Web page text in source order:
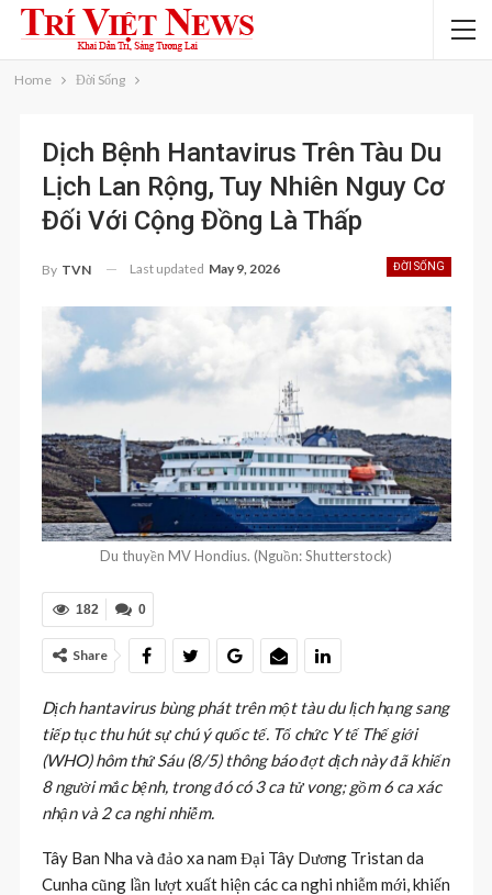
Home Đời Sống
Dịch Bệnh Hantavirus Trên Tàu Du
Lịch Lan Rộng, Tuy Nhiên Nguy Cơ
Đối Với Cộng Đồng Là Thấp
ĐỜI SỐNG
By TVN Last updated May 9, 2026
Du thuyền MV Hondius. (Nguồn: Shutterstock)
0
182
Share
Dịch hantavirus bùng phát trên một tàu du lịch hạng sang
tiếp tục thu hút sự chú ý quốc tế. Tổ chức Y tế Thế giới
(WHO) hôm thứ Sáu (8/5) thông báo đợt dịch này đã khiến
8 người mắc bệnh, trong đó có 3 ca tử vong; gồm 6 ca xác
nhận và 2 ca nghi nhiễm.
Tây Ban Nha và đảo xa nam Đại Tây Dương Tristan da
Cunha cũng lần lượt xuất hiện các ca nghi nhiễm mới, khiến